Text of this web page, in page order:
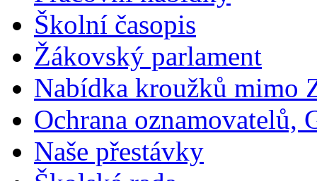
Školní časopis
Žákovský parlament
Nabídka kroužků mimo
Ochrana oznamovatelů,
Naše přestávky